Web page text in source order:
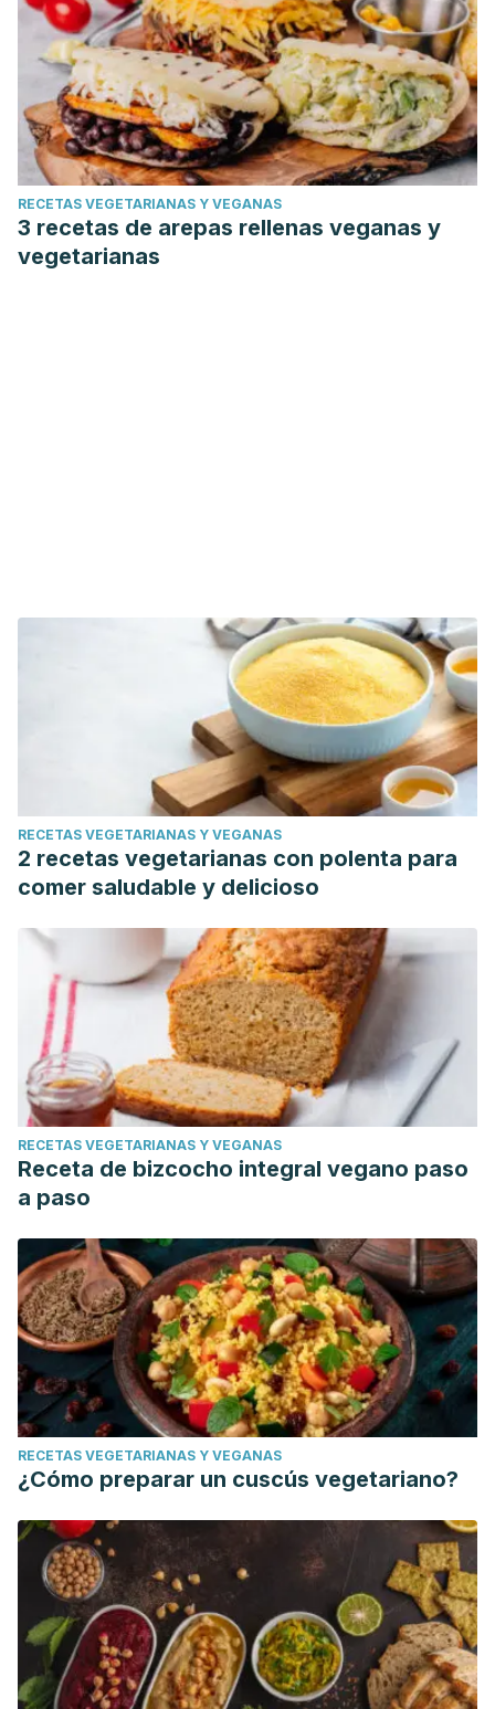
RECETAS VEGETARIANAS Y VEGANAS
3 recetas de arepas rellenas veganas y
vegetarianas
RECETAS VEGETARIANAS Y VEGANAS
2 recetas vegetarianas con polenta para
comer saludable y delicioso
RECETAS VEGETARIANAS Y VEGANAS
Receta de bizcocho integral vegano paso
a paso
RECETAS VEGETARIANAS Y VEGANAS
¿Cómo preparar un cuscús vegetariano?